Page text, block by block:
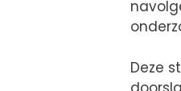
Deze